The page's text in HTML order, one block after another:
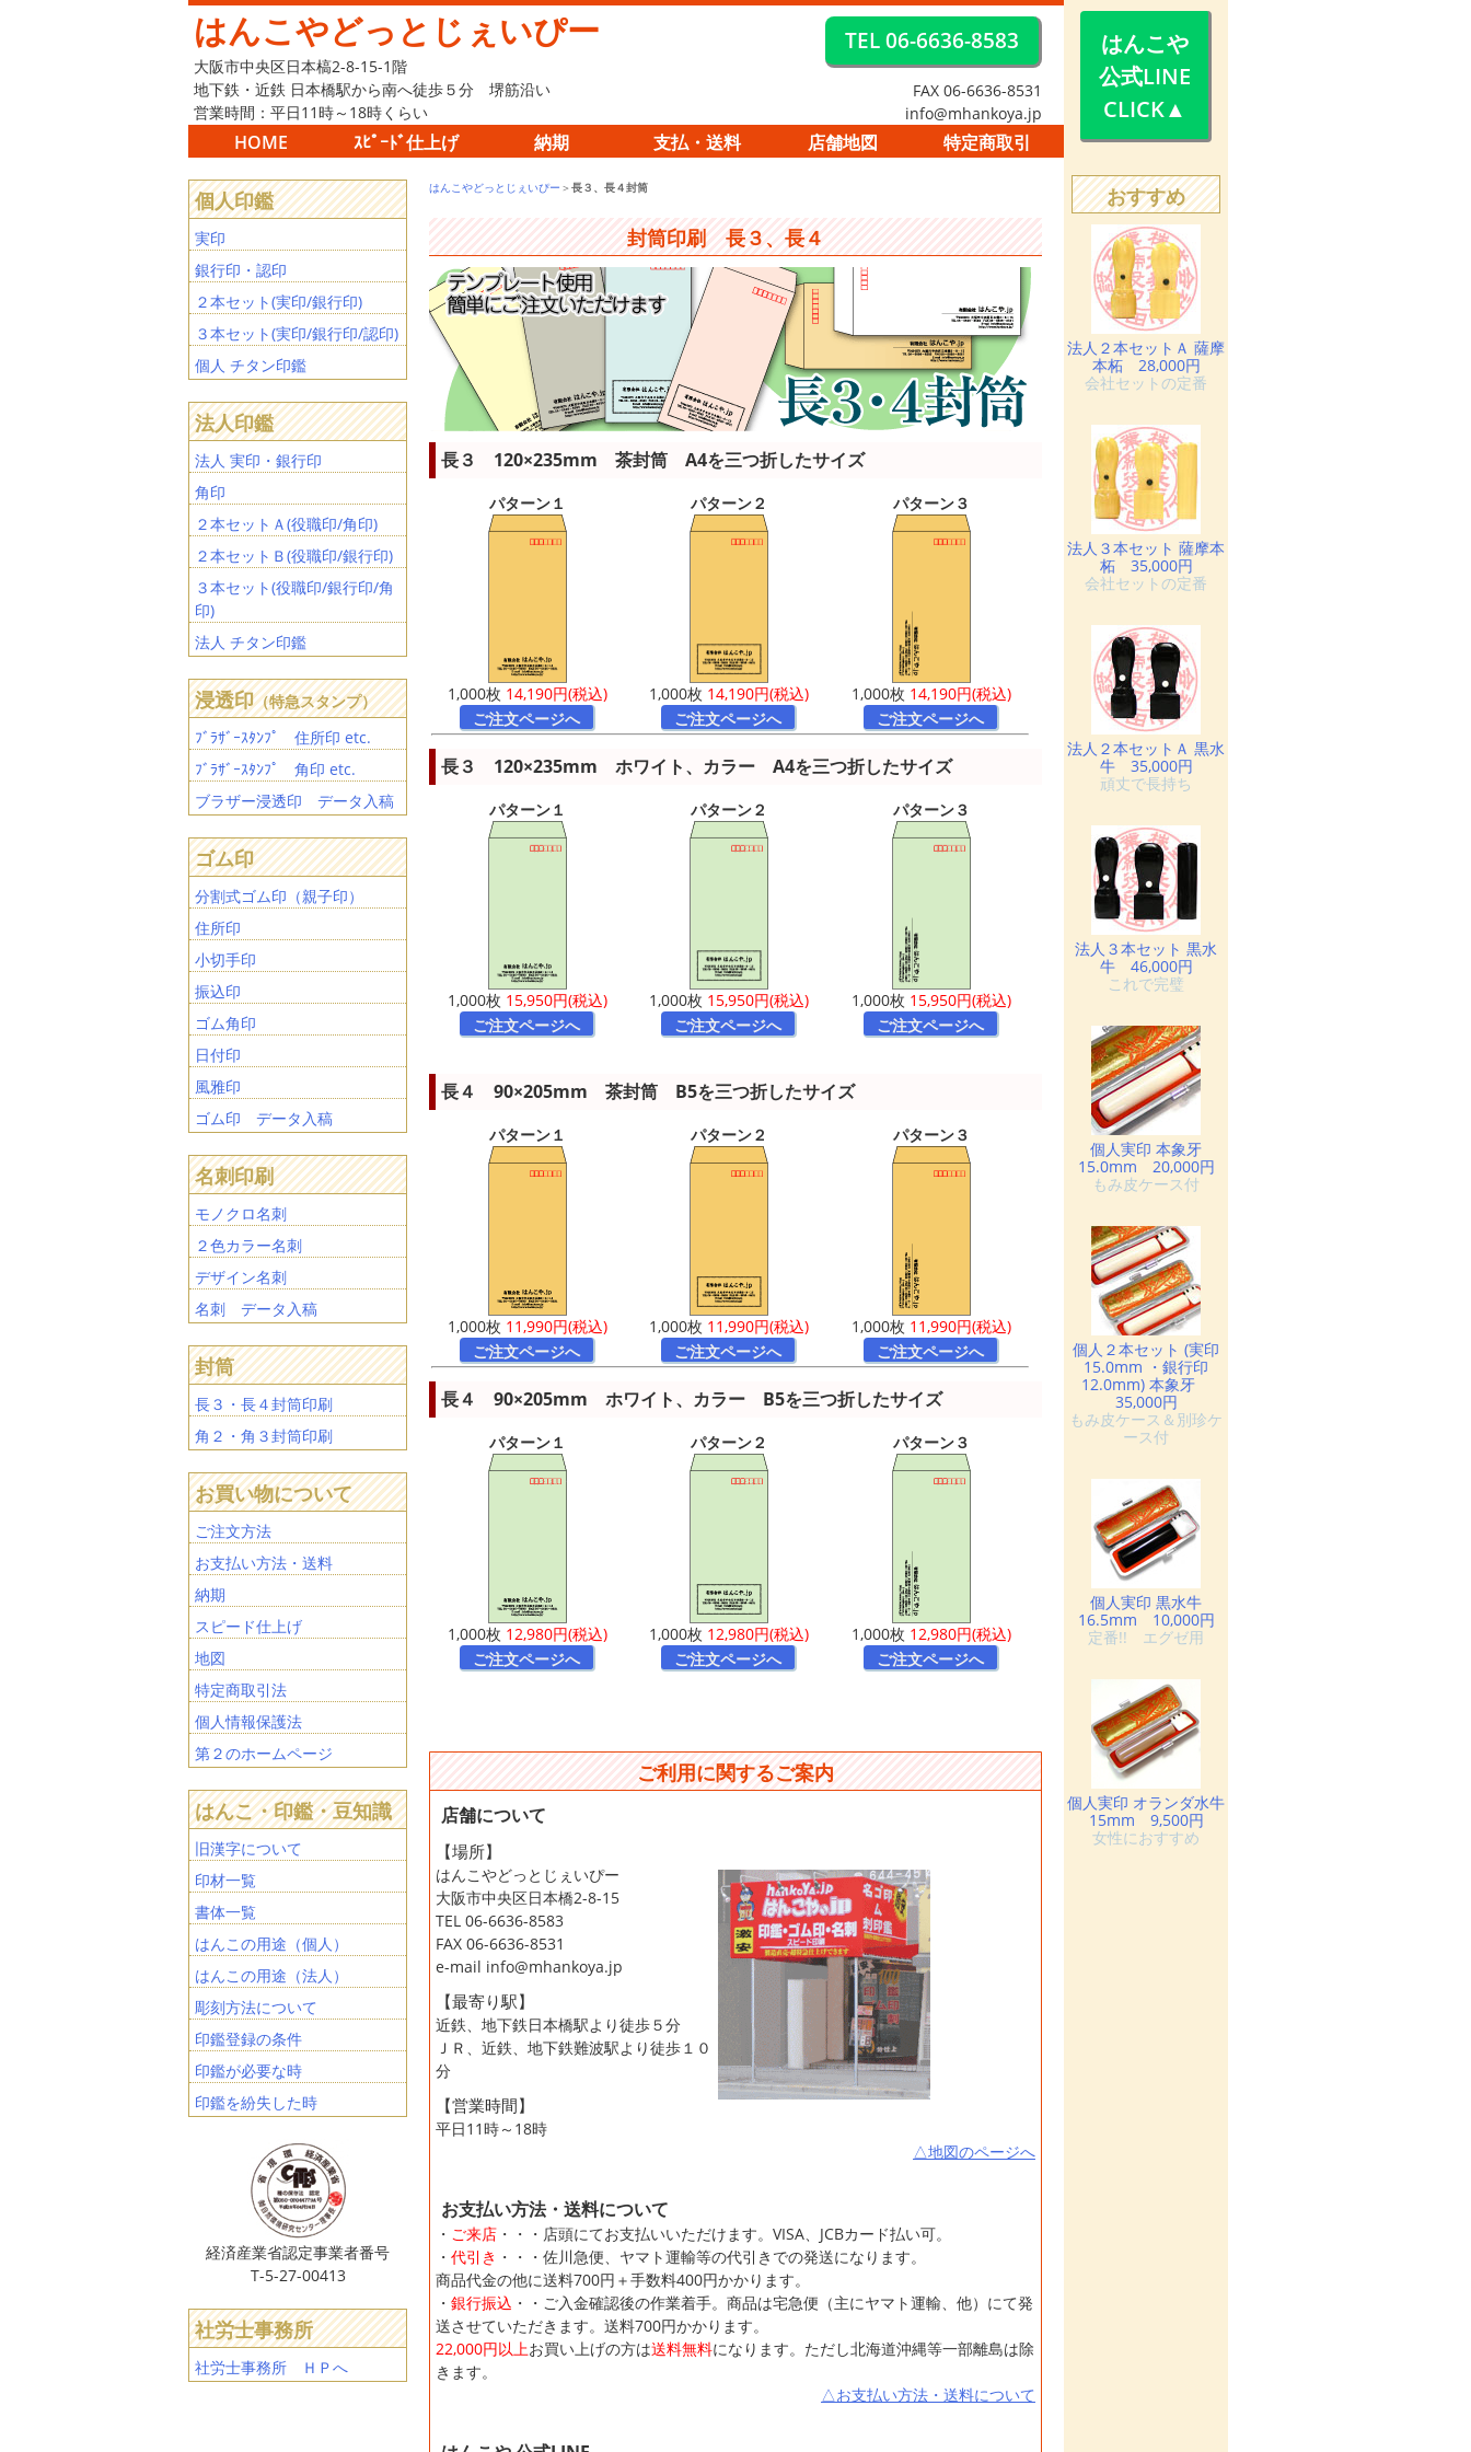
はんこやどっとじぇいぴー
大阪市中央区日本槁2-8-15-1階
地下鉄・近鉄 日本橋駅から南へ徒歩５分 堺筋沿い
営業時間：平日11時～18時くらい
TEL 06-6636-8583
FAX 06-6636-8531
info@mhankoya.jp
HOME ｽﾋﾟｰﾄﾞ仕上げ 納期 支払・送料 店舗地図 特定商取引
はんこやどっとじぇいぴー ＞長３、長４封筒
封筒印刷 長３、長４
長３ 120×235mm 茶封筒 A4を三つ折したサイズ
パターン１
1,000枚 14,190円(税込)
ご注文ページへ
パターン２
1,000枚 14,190円(税込)
ご注文ページへ
パターン３
1,000枚 14,190円(税込)
ご注文ページへ
長３ 120×235mm ホワイト、カラー A4を三つ折したサイズ
パターン１
1,000枚 15,950円(税込)
ご注文ページへ
パターン２
1,000枚 15,950円(税込)
ご注文ページへ
パターン３
1,000枚 15,950円(税込)
ご注文ページへ
長４ 90×205mm 茶封筒 B5を三つ折したサイズ
パターン１
1,000枚 11,990円(税込)
ご注文ページへ
パターン２
1,000枚 11,990円(税込)
ご注文ページへ
パターン３
1,000枚 11,990円(税込)
ご注文ページへ
長４ 90×205mm ホワイト、カラー B5を三つ折したサイズ
パターン１
1,000枚 12,980円(税込)
ご注文ページへ
パターン２
1,000枚 12,980円(税込)
ご注文ページへ
パターン３
1,000枚 12,980円(税込)
ご注文ページへ
ご利用に関するご案内
店舗について
【場所】
はんこやどっとじぇいぴー
大阪市中央区日本橋2-8-15
TEL 06-6636-8583
FAX 06-6636-8531
e-mail info@mhankoya.jp
【最寄り駅】
近鉄、地下鉄日本橋駅より徒歩５分
ＪＲ、近鉄、地下鉄難波駅より徒歩１０
分
【営業時間】
平日11時～18時
△地図のページへ
お支払い方法・送料について
・ ご来店 ・・・店頭にてお支払いいただけます。VISA、JCBカード払い可。
・ 代引き ・・・佐川急便、ヤマト運輸等の代引きでの発送になります。
商品代金の他に送料700円＋手数料400円かかります。
・ 銀行振込 ・・ご入金確認後の作業着手。商品は宅急便（主にヤマト運輸、他）にて発
送させていただきます。送料700円かかります。
22,000円以上お買い上げの方は送料無料になります。ただし北海道沖縄等一部離島は除
きます。
△お支払い方法・送料について
個人印鑑
実印
銀行印・認印
２本セット(実印/銀行印)
３本セット(実印/銀行印/認印)
個人 チタン印鑑
法人印鑑
法人 実印・銀行印
角印
２本セットＡ(役職印/角印)
２本セットＢ(役職印/銀行印)
３本セット(役職印/銀行印/角
印)
法人 チタン印鑑
浸透印（特急スタンプ）
ﾌﾞﾗｻﾞｰｽﾀﾝﾌﾟ 住所印 etc.
ﾌﾞﾗｻﾞｰｽﾀﾝﾌﾟ 角印 etc.
ブラザー浸透印 データ入稿
ゴム印
分割式ゴム印（親子印）
住所印
小切手印
振込印
ゴム角印
日付印
風雅印
ゴム印 データ入稿
名刺印刷
モノクロ名刺
２色カラー名刺
デザイン名刺
名刺 データ入稿
封筒
長３・長４封筒印刷
角２・角３封筒印刷
お買い物について
ご注文方法
お支払い方法・送料
納期
スピード仕上げ
地図
特定商取引法
個人情報保護法
第２のホームページ
はんこ・印鑑・豆知識
旧漢字について
印材一覧
書体一覧
はんこの用途（個人）
はんこの用途（法人）
彫刻方法について
印鑑登録の条件
印鑑が必要な時
印鑑を紛失した時
経済産業省認定事業者番号
T-5-27-00413
社労士事務所
社労士事務所 ＨＰへ
はんこや
公式LINE
CLICK▲
おすすめ
法人２本セットＡ 薩摩
本柘 28,000円
会社セットの定番
法人３本セット 薩摩本
柘 35,000円
会社セットの定番
法人２本セットＡ 黒水
牛 35,000円
頑丈で長持ち
法人３本セット 黒水
牛 46,000円
これで完璧
個人実印 本象牙
15.0mm 20,000円
もみ皮ケース付
個人２本セット (実印
15.0mm ・銀行印
12.0mm) 本象牙
35,000円
もみ皮ケース＆別珍ケ
ース付
個人実印 黒水牛
16.5mm 10,000円
定番!! エグゼ用
個人実印 オランダ水牛
15mm 9,500円
女性におすすめ